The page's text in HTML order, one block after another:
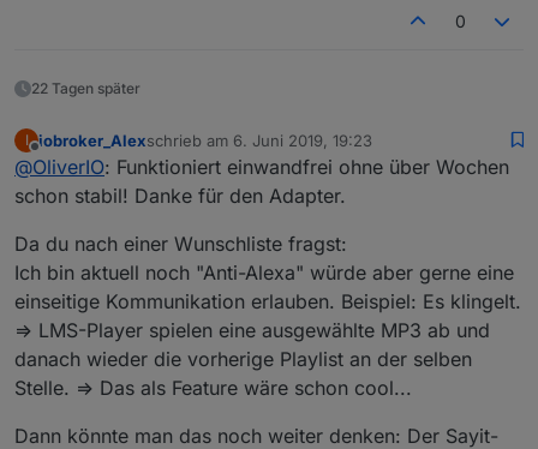
0
22 Tagen später
I
Offline
iobroker_Alexschrieb am 6. Juni 2019, 19:23
zuletzt editiert von
@OliverIO: Funktioniert einwandfrei ohne über Wochen
schon stabil! Danke für den Adapter.
Da du nach einer Wunschliste fragst:
Ich bin aktuell noch "Anti-Alexa" würde aber gerne eine
einseitige Kommunikation erlauben. Beispiel: Es klingelt.
=> LMS-Player spielen eine ausgewählte MP3 ab und
danach wieder die vorherige Playlist an der selben
Stelle. => Das als Feature wäre schon cool...
Dann könnte man das noch weiter denken: Der Sayit-